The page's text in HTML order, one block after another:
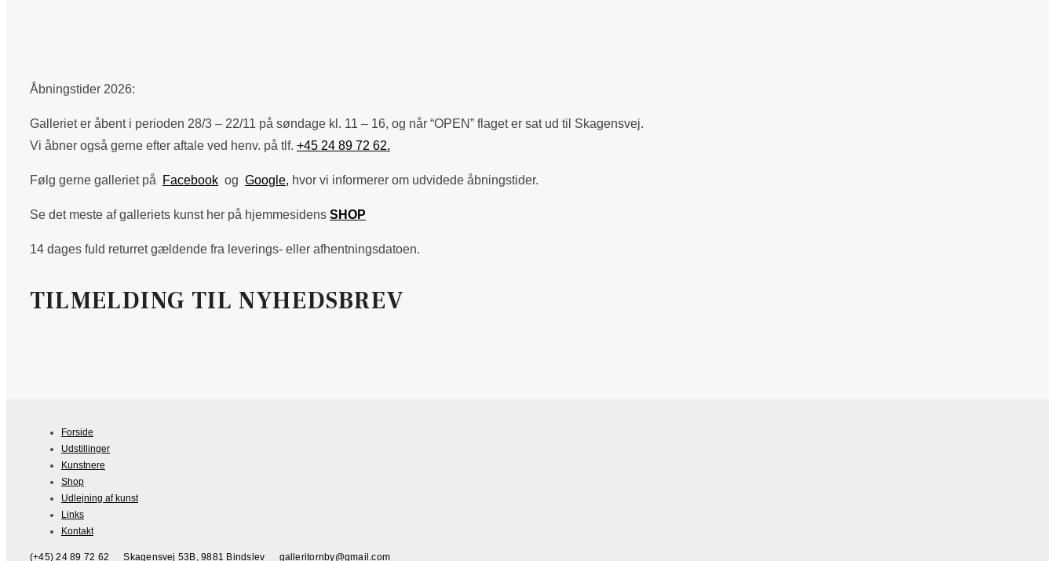
Åbningstider 2026:
Galleriet er åbent i perioden 28/3 – 22/11 på søndage kl. 11 – 16, og når “OPEN” flaget er sat ud til Skagensvej.
Vi åbner også gerne efter aftale ved henv. på tlf. +45 24 89 72 62.
Følg gerne galleriet på Facebook og Google, hvor vi informerer om udvidede åbningstider.
Se det meste af galleriets kunst her på hjemmesidens SHOP
14 dages fuld returret gældende fra leverings- eller afhentningsdatoen.
TILMELDING TIL NYHEDSBREV
Forside
Udstillinger
Kunstnere
Shop
Udlejning af kunst
Links
Kontakt
(+45) 24 89 72 62 Skagensvej 53B, 9881 Bindslev galleritornby@gmail.com